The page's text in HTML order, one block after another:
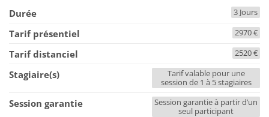
Durée 3 Jours
Tarif présentiel 2970 €
Tarif distanciel 2520 €
Stagiaire(s)
Tarif valable pour une
session de 1 à 5 stagiaires
Session garantie
Session garantie à partir d’un
seul participant